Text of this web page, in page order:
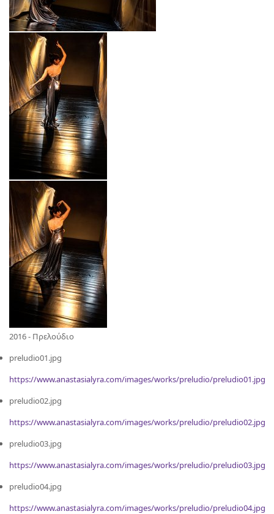
2016 - Πρελούδιο
preludio01.jpg
https://www.anastasialyra.com/images/works/preludio/preludio01.jpg
preludio02.jpg
https://www.anastasialyra.com/images/works/preludio/preludio02.jpg
preludio03.jpg
https://www.anastasialyra.com/images/works/preludio/preludio03.jpg
preludio04.jpg
https://www.anastasialyra.com/images/works/preludio/preludio04.jpg